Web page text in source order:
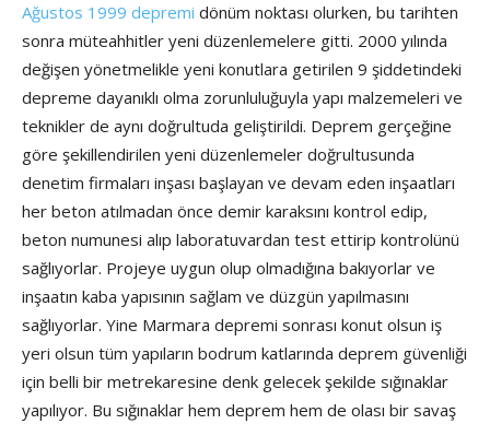
Ağustos 1999 depremi dönüm noktası olurken, bu tarihten
sonra müteahhitler yeni düzenlemelere gitti. 2000 yılında
değişen yönetmelikle yeni konutlara getirilen 9 şiddetindeki
depreme dayanıklı olma zorunluluğuyla yapı malzemeleri ve
teknikler de aynı doğrultuda geliştirildi. Deprem gerçeğine
göre şekillendirilen yeni düzenlemeler doğrultusunda
denetim firmaları inşası başlayan ve devam eden inşaatları
her beton atılmadan önce demir karaksını kontrol edip,
beton numunesi alıp laboratuvardan test ettirip kontrolünü
sağlıyorlar. Projeye uygun olup olmadığına bakıyorlar ve
inşaatın kaba yapısının sağlam ve düzgün yapılmasını
sağlıyorlar. Yine Marmara depremi sonrası konut olsun iş
yeri olsun tüm yapıların bodrum katlarında deprem güvenliği
için belli bir metrekaresine denk gelecek şekilde sığınaklar
yapılıyor. Bu sığınaklar hem deprem hem de olası bir savaş